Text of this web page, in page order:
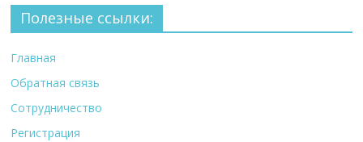
Полезные ссылки:
Главная
Обратная связь
Сотрудничество
Регистрация